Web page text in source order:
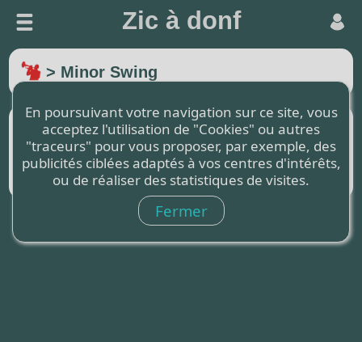
Zic à donf
En poursuivant votre navigation sur ce site, vous
acceptez l'utilisation de "Cookies" ou autres
"traceurs" pour vous proposer, par exemple, des
publicités ciblées adaptés à vos centres d'intérêts,
ou de réaliser des statistiques de visites.
Fermer
> Minor Swing
Morceau Grille de jazz mp3 disponible
Minor Swing